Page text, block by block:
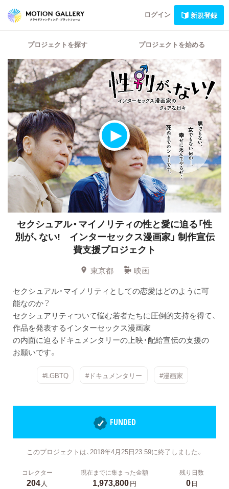
ログイン 新規登録
プロジェクトを探す プロジェクトを始める
セクシュアル・マイノリティの性と愛に迫る「性
別が、ない! インターセックス漫画家」 制作宣伝
費支援プロジェクト
東京都
映画
セクシュアル・マイノリティとしての恋愛はどのように可
能なのか？
セクシュアリティついて悩む若者たちに圧倒的支持を得て、
作品を発表するインターセックス漫画家
の内面に迫るドキュメンタリーの上映・配給宣伝の支援の
お願いです。
#LGBTQ #ドキュメンタリー #漫画家
FUNDED
このプロジェクトは、2018年4月25日23:59に終了しました。
コレクター
204人
現在までに集まった金額
1,973,800円
残り日数
0日